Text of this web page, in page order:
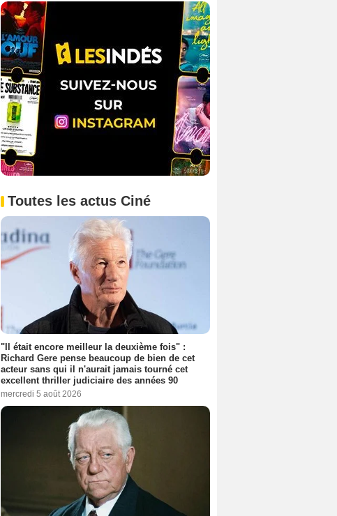
Toutes les actus Ciné
"Il était encore meilleur la deuxième fois" :
Richard Gere pense beaucoup de bien de cet
acteur sans qui il n'aurait jamais tourné cet
excellent thriller judiciaire des années 90
mercredi 5 août 2026